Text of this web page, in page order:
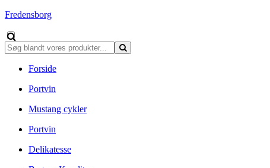
Fredensborg
Forside
Portvin
Mustang cykler
Portvin
Delikatesse